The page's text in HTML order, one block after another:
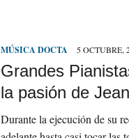
MÚSICA DOCTA 5 OCTUBRE,
Grandes
la pasión de
Durante la ejecución de su